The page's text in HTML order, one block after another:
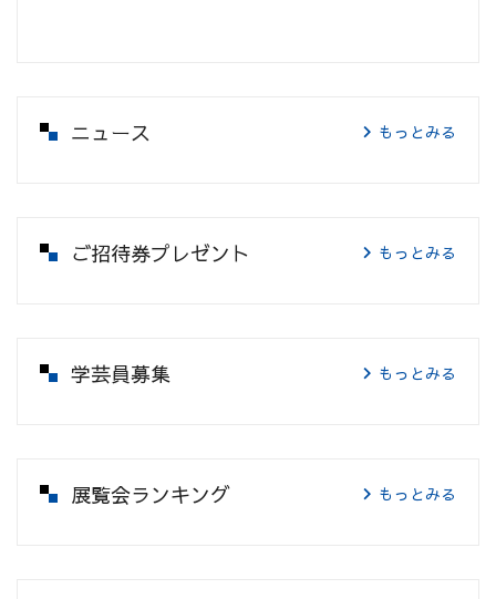
ニュース もっとみる
ご招待券プレゼント もっとみる
学芸員募集 もっとみる
展覧会ランキング もっとみる